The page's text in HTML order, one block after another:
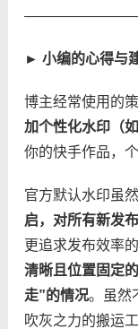
​► 小编的心得与
博主经常使用的策
加个性化水印（
你的快手作品，
官方默认水印虽
启，对所有新发
更追求发布效率
清晰且位置固定
走”的情况​。虽然
吹灰之力的搬运工